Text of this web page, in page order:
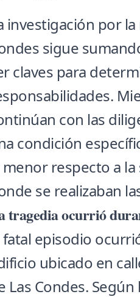
investigación por
sigue
claves para
con las
condición
menor respecto a
se realizaban
tragedia ocurrió
fatal episodio
ubicado en
Las Condes.